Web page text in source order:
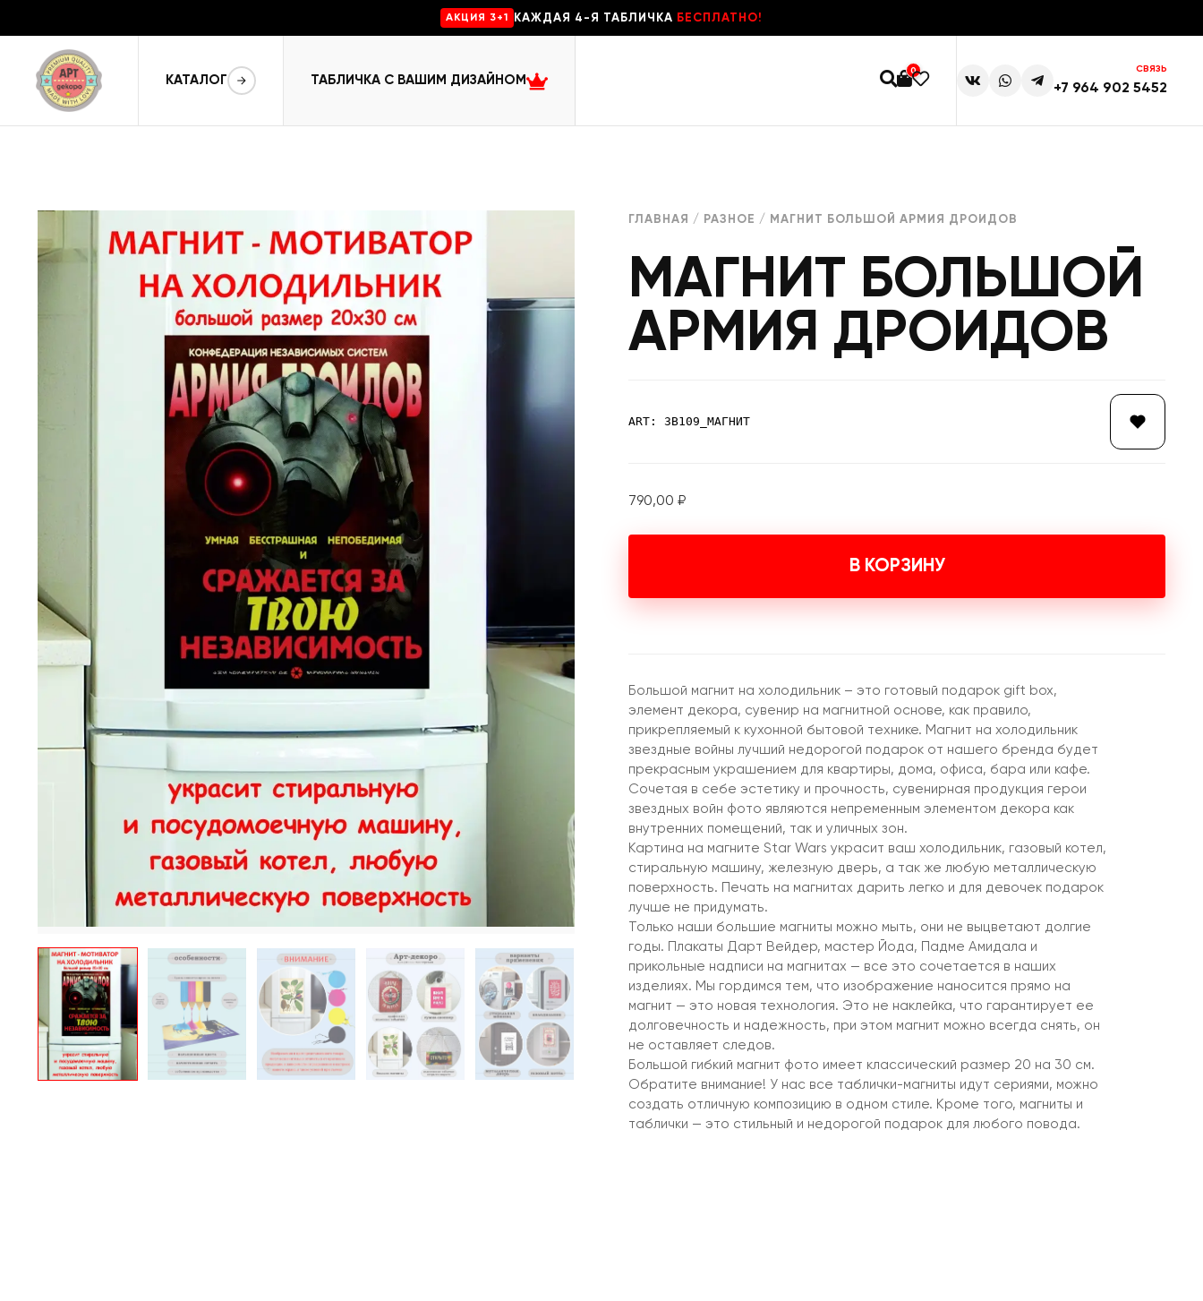
AKЦИЯ 3+1 КАЖДАЯ 4-Я ТАБЛИЧКА БЕСПЛАТНО!
КАТАЛОГ ТАБЛИЧКА С ВАШИМ ДИЗАЙНОМ
0 СВЯЗЬ
+7 964 902 5452
ГЛАВНАЯ / РАЗНОЕ / МАГНИТ БОЛЬШОЙ АРМИЯ ДРОИДОВ
МАГНИТ БОЛЬШОЙ
АРМИЯ ДРОИДОВ
ART: ЗВ109_МАГНИТ
790,00 ₽
В КОРЗИНУ
Большой магнит на холодильник – это готовый подарок gift box,
элемент декора, сувенир на магнитной основе, как правило,
прикрепляемый к кухонной бытовой технике. Магнит на холодильник
звездные войны лучший недорогой подарок от нашего бренда будет
прекрасным украшением для квартиры, дома, офиса, бара или кафе.
Сочетая в себе эстетику и прочность, сувенирная продукция герои
звездных войн фото являются непременным элементом декора как
внутренних помещений, так и уличных зон.
Картина на магните Star Wars украсит ваш холодильник, газовый котел,
стиральную машину, железную дверь, а так же любую металлическую
поверхность. Печать на магнитах дарить легко и для девочек подарок
лучше не придумать.
Только наши большие магниты можно мыть, они не выцветают долгие
годы. Плакаты Дарт Вейдер, мастер Йода, Падме Амидала и
прикольные надписи на магнитах — все это сочетается в наших
изделиях. Мы гордимся тем, что изображение наносится прямо на
магнит — это новая технология. Это не наклейка, что гарантирует ее
долговечность и надежность, при этом магнит можно всегда снять, он
не оставляет следов.
Большой гибкий магнит фото имеет классический размер 20 на 30 см.
Обратите внимание! У нас все таблички-магниты идут сериями, можно
создать отличную композицию в одном стиле. Кроме того, магниты и
таблички — это стильный и недорогой подарок для любого повода.